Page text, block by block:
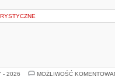
- 2026 MOŻLIWOŚĆ